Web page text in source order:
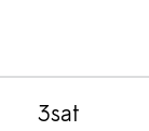
3sat